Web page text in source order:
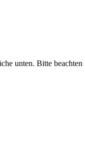
unten. Bitte